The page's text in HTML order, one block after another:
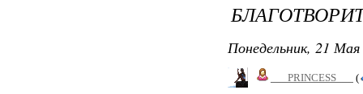
Понедельник, 21
___PRINCESS___ (